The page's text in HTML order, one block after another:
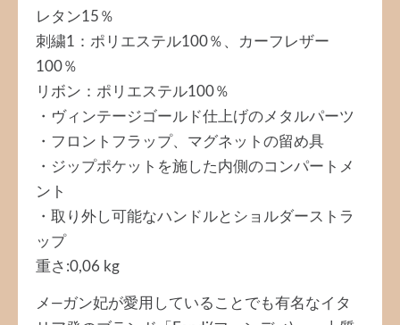
レタン15％
刺繍1：ポリエステル100％、カーフレザー
100％
リボン：ポリエステル100％
・ヴィンテージゴールド仕上げのメタルパーツ
・フロントフラップ、マグネットの留め具
・ジップポケットを施した内側のコンパートメ
ント
・取り外し可能なハンドルとショルダーストラ
ップ
重さ:0,06 kg
メ―ガン妃が愛用していることでも有名なイタ